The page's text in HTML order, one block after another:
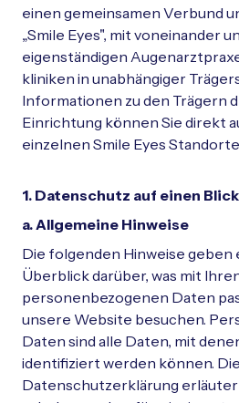
Behandlungskosten
Schließen
Schließen
einen gemeinsamen Verbund
„Smile Eyes", mit voneinander
eigenständigen
kliniken in unabhängiger
Informationen zu den Trägern
Einrichtung können Sie direkt
einzelnen Smile Eyes
1. Datenschutz auf einen Blick
a. Allgemeine Hinweise
Die folgenden Hinweise geben
Überblick darüber, was mit
personenbezogenen Daten
unsere Website besuchen.
Daten sind alle Daten, mit
identifiziert werden können.
Datenschutzerklärung